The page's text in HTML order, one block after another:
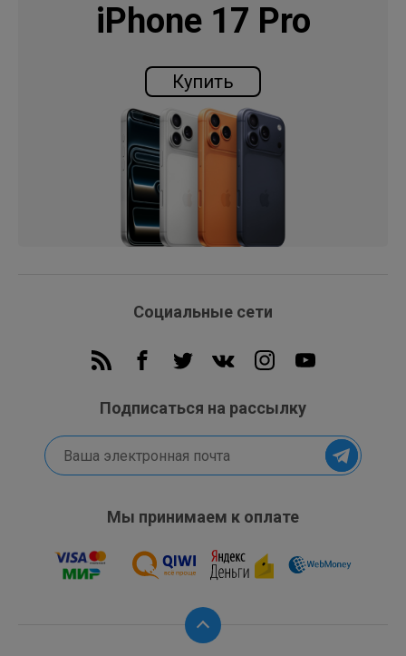
iPhone 17 Pro
Купить
Социальные сети
Подписаться на рассылку
Мы принимаем к оплате